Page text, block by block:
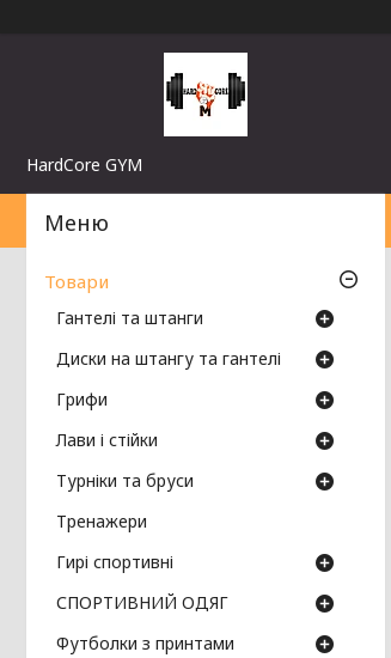
HardCore GYM
Товари
Гантелі та штанги
Диски на штангу та гантелі
Грифи
Лави і стійки
Турніки та бруси
Тренажери
Гирі спортивні
СПОРТИВНИЙ ОДЯГ
Футболки з принтами